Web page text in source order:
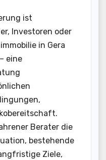
ist
Investoren oder
in Gera
eine
Berater die
bestehende
Ziele,